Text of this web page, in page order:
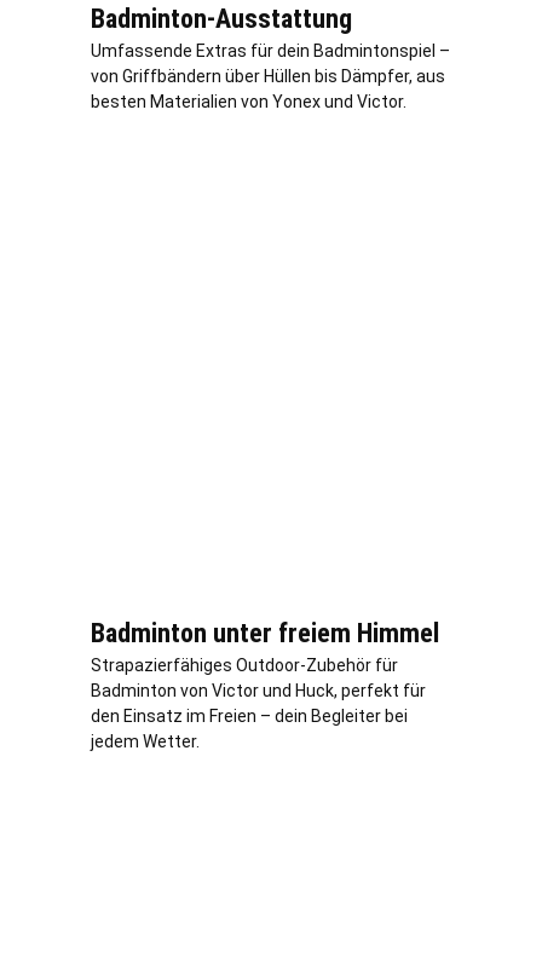
Badminton-Ausstattung
Umfassende Extras für dein Badmintonspiel –
von Griffbändern über Hüllen bis Dämpfer, aus
besten Materialien von Yonex und Victor.
Badminton unter freiem Himmel
Strapazierfähiges Outdoor-Zubehör für
Badminton von Victor und Huck, perfekt für
den Einsatz im Freien – dein Begleiter bei
jedem Wetter.